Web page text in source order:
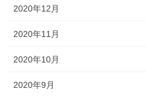
2020年12月
2020年11月
2020年10月
2020年9月